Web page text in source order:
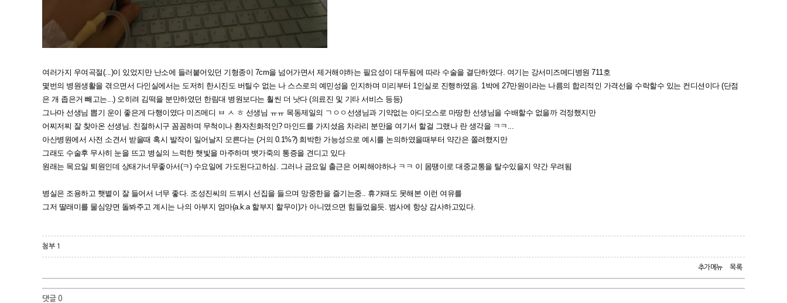
여러가지 우여곡절(...)이 있었지만 난소에 들러붙어있던 기형종이 7cm을 넘어가면서 제거해야하는 필요성이 대두됨에 따라 수술을 결단하였다. 여기는 강서미즈메디병원 711호
몇번의 병원생활을 겪으면서 다인실에서는 도저히 한시진도 버틸수 없는 나 스스로의 예민성을 인지하며 미리부터 1인실로 진행하였음. 1박에 27만원이라는 나름의 합리적인 가격선을 수락할수 있는 컨디션이다 (단점
은 개 좁은거 빼고는...) 오히려 김떡을 분만하였던 한림대 병원보다는 훨씬 더 낫다 (의료진 및 기타 서비스 등등)
그나마 선생님 뽑기 운이 좋은게 다행이였다 미즈메디 ㅂ ㅅ ㅎ 선생님 ㅠㅠ 목동제일의 ㄱㅇㅇ선생님과 기약없는 아디오스로 마땅한 선생님을 수배할수 없을까 걱정했지만
어찌저찌 잘 찾아온 선생님. 친절하시구 꼼꼼하며 무척이나 환자친화적인? 마인드를 가지셨음 차라리 분만을 여기서 할걸 그랬나 란 생각을 ㅋㅋ...
아산병원에서 사전 소견서 받을때 혹시 발작이 일어날지 모른다는 (거의 0.1%?) 희박한 가능성으로 예시를 논의하였을때부터 약간은 쫄려했지만
그래도 수술후 무사히 눈을 뜨고 병실의 느럭한 햇빛을 마주하며 뱃가죽의 통증을 견디고 있다
원래는 목요일 퇴원인데 상태가너무좋아서(ㅋ) 수요일에 가도된다고하심. 그러나 금요일 출근은 어찌해야하나 ㅋㅋ 이 몸땡이로 대중교통을 탈수있을지 약간 우려됨
병실은 조용하고 햇볕이 잘 들어서 너무 좋다. 조성진씨의 드뷔시 선집을 들으며 망중한을 즐기는중.. 휴가때도 못해본 이런 여유를
그저 딸래미를 물심양면 돌봐주고 계시는 나의 아부지 엄마(a.k.a 할부지 할무이)가 아니였으면 힘들었을듯. 범사에 항상 감사하고있다.
첨부 1
추가메뉴 목록
댓글 0